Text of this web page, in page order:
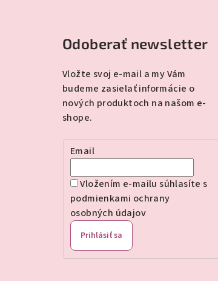
Odoberať newsletter
Vložte svoj e-mail a my Vám
budeme zasielať informácie o
nových produktoch na našom e-
shope.
Email
Vložením e-mailu súhlasíte s
podmienkami ochrany
osobných údajov
Prihlásiť sa